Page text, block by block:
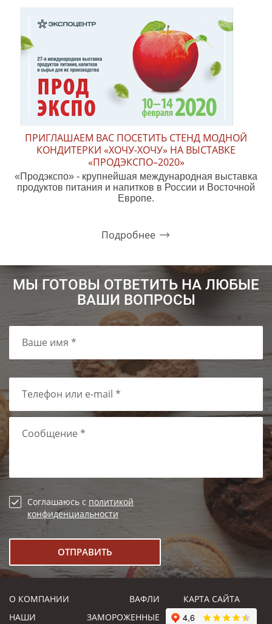
ПРИГЛАШАЕМ ВАС ПОСЕТИТЬ СТЕНД МОДНОЙ
КОНДИТЕРКИ «ХОЧУ-ХОЧУ» НА ВЫСТАВКЕ
«ПРОДЭКСПО–2020»
«Продэкспо» - крупнейшая международная выставка
продуктов питания и напитков в России и Восточной
Европе.
Подробнее
МЫ ГОТОВЫ ОТВЕТИТЬ НА ЛЮБЫЕ
ВАШИ ВОПРОСЫ
Ваше имя *
Телефон или e-mail *
Сообщение *
Соглашаюсь с политикой
конфиденциальности
О КОМПАНИИ
НАШИ
ВАФЛИ
ЗАМОРОЖЕННЫЕ
КАРТА САЙТА